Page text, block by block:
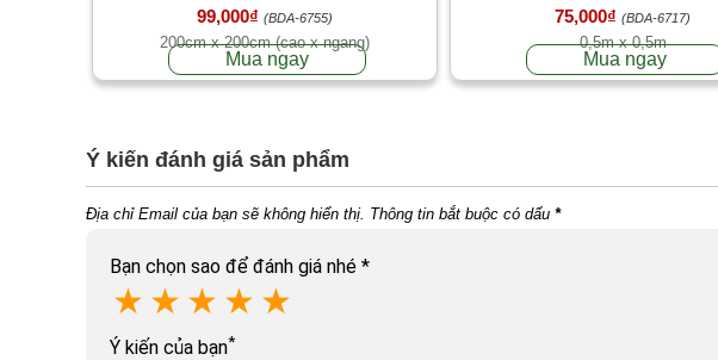
99,000₫ (BDA-6755)
200cm x 200cm (cao x ngang)
Mua ngay
75,000₫ (BDA-6717)
0,5m x 0,5m
Mua ngay
Ý kiến đánh giá sản phẩm
Địa chỉ Email của bạn sẽ không hiển thị. Thông tin bắt buộc có dấu *
Bạn chọn sao để đánh giá nhé *
★ ★ ★ ★ ★
Ý kiến của bạn*